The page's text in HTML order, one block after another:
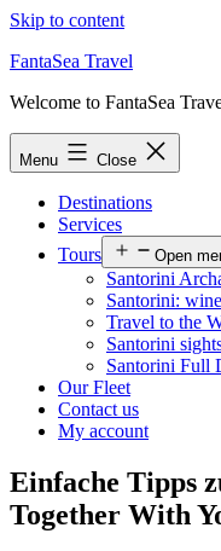
Skip to content
FantaSea Travel
Welcome to FantaSea
Menu Close
Destinations
Services
Tours
Open
Santorini
Santorini:
Travel to the
Santorini
Santorini Full
Our Fleet
Contact us
My account
Einfache Tipps
Together With